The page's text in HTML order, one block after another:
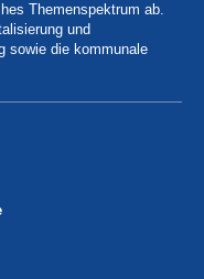
Themenspektrum ab.
und
sowie die kommunale